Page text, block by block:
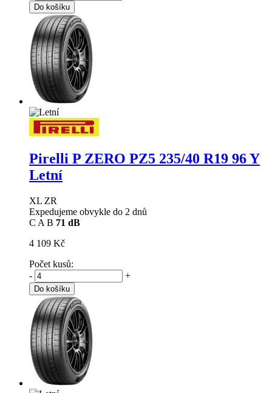
Do košíku
Pirelli P ZERO PZ5 235/40 R19 96 Y
Letní
XL ZR
Expedujeme obvykle do 2 dnů
C A B 71 dB
4 109 Kč
Počet kusů:
-
+
Do košíku